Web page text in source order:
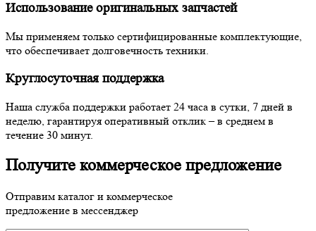
Использование оригинальных запчастей
Мы применяем только сертифицированные комплектующие,
что обеспечивает долговечность техники.
Круглосуточная поддержка
Наша служба поддержки работает 24 часа в сутки, 7 дней в
неделю, гарантируя оперативный отклик – в среднем в
течение 30 минут.
Получите коммерческое предложение
Отправим каталог и коммерческое
предложение в мессенджер